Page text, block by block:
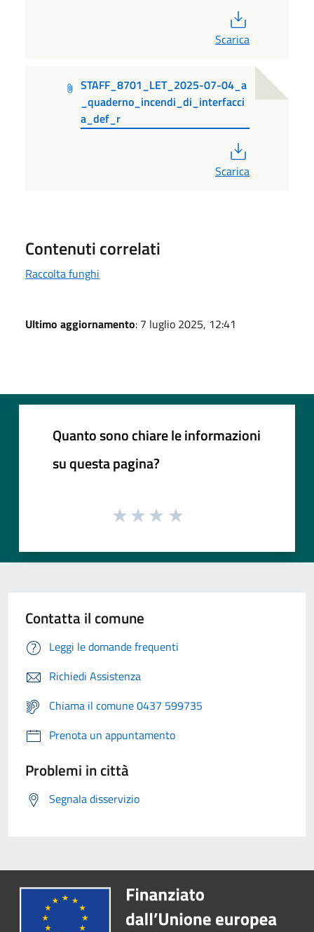
Scarica
STAFF_8701_LET_2025-07-04_a
_quaderno_incendi_di_interfacci
a_def_r
Scarica
Contenuti correlati
Raccolta funghi
Ultimo aggiornamento: 7 luglio 2025, 12:41
Quanto sono chiare le informazioni
su questa pagina?
Contatta il comune
Leggi le domande frequenti
Richiedi Assistenza
Chiama il comune 0437 599735
Prenota un appuntamento
Problemi in città
Segnala disservizio